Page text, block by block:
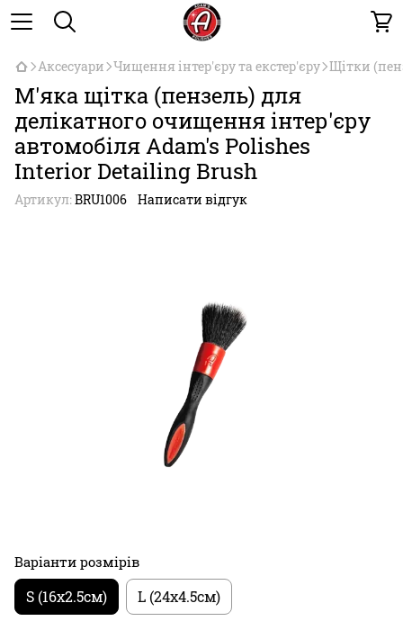
Аксесуари Чищення інтер'єру та екстер'єру Щітки
М'яка щітка (пензель) для
делікатного очищення інтер'єру
автомобіля Adam's Polishes
Interior Detailing Brush
Артикул:BRU1006 Написати відгук
Варіанти розмірів
S (16х2.5см) L (24х4.5см)